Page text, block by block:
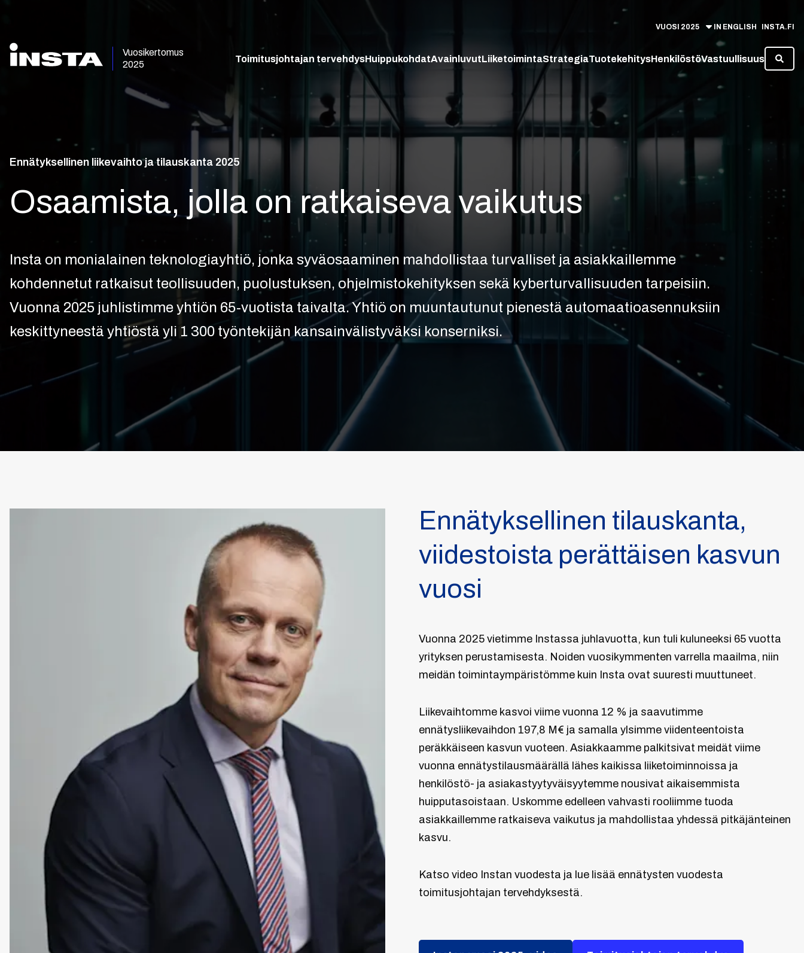
VUOSI 2025 IN ENGLISH INSTA.FI
Vuosikertomus
2025
Toimitusjohtajan tervehdysHuippukohdatAvainluvutLiiketoimintaStrategiaTuotekehitysHenkilöstöVastuullisuus
Ennätyksellinen liikevaihto ja tilauskanta 2025
Osaamista, jolla on ratkaiseva vaikutus
Insta on monialainen teknologiayhtiö, jonka syväosaaminen mahdollistaa turvalliset ja asiakkaillemme
kohdennetut ratkaisut teollisuuden, puolustuksen, ohjelmistokehityksen sekä kyberturvallisuuden tarpeisiin.
Vuonna 2025 juhlistimme yhtiön 65-vuotista taivalta. Yhtiö on muuntautunut pienestä automaatioasennuksiin
keskittyneestä yhtiöstä yli 1 300 työntekijän kansainvälistyväksi konserniksi.
Ennätyksellinen tilauskanta,
viidestoista perättäisen kasvun
vuosi
Vuonna 2025 vietimme Instassa juhlavuotta, kun tuli kuluneeksi 65 vuotta
yrityksen perustamisesta. Noiden vuosikymmenten varrella maailma, niin
meidän toimintaympäristömme kuin Insta ovat suuresti muuttuneet.
Liikevaihtomme kasvoi viime vuonna 12 % ja saavutimme
ennätysliikevaihdon 197,8 M€ ja samalla ylsimme viidenteentoista
peräkkäiseen kasvun vuoteen. Asiakkaamme palkitsivat meidät viime
vuonna ennätystilausmäärällä lähes kaikissa liiketoiminnoissa ja
henkilöstö- ja asiakastyytyväisyytemme nousivat aikaisemmista
huipputasoistaan. Uskomme edelleen vahvasti rooliimme tuoda
asiakkaillemme ratkaiseva vaikutus ja mahdollistaa yhdessä pitkäjänteinen
kasvu.
Katso video Instan vuodesta ja lue lisää ennätysten vuodesta
toimitusjohtajan tervehdyksestä.